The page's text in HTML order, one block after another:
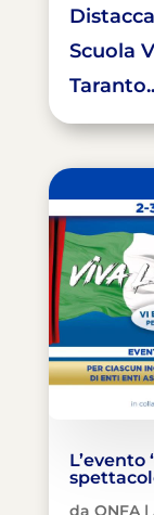
Scuola
L’evento
da ONFA|